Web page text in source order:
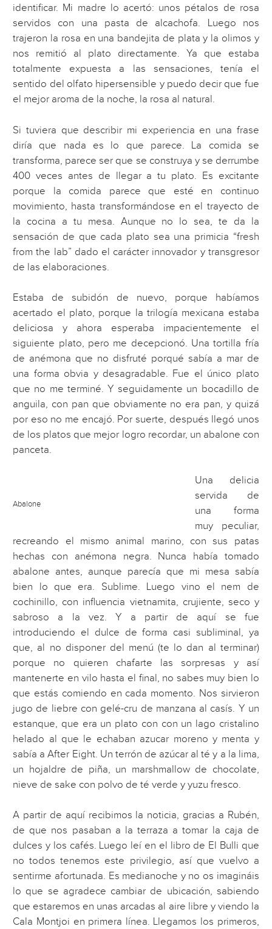
identificar. Mi madre lo acertó: unos pétalos de rosa
servidos con una pasta de alcachofa. Luego nos
trajeron la rosa en una bandejita de plata y la olimos y
nos remitió al plato directamente. Ya que estaba
totalmente expuesta a las sensaciones, tenía el
sentido del olfato hipersensible y puedo decir que fue
el mejor aroma de la noche, la rosa al natural.
Si tuviera que describir mi experiencia en una frase
diría que nada es lo que parece. La comida se
transforma, parece ser que se construya y se derrumbe
400 veces antes de llegar a tu plato. Es excitante
porque la comida parece que esté en continuo
movimiento, hasta transformándose en el trayecto de
la cocina a tu mesa. Aunque no lo sea, te da la
sensación de que cada plato sea una primicia “fresh
from the lab” dado el carácter innovador y transgresor
de las elaboraciones.
Estaba de subidón de nuevo, porque habíamos
acertado el plato, porque la trilogía mexicana estaba
deliciosa y ahora esperaba impacientemente el
siguiente plato, pero me decepcionó. Una tortilla fría
de anémona que no disfruté porqué sabía a mar de
una forma obvia y desagradable. Fue el único plato
que no me terminé. Y seguidamente un bocadillo de
anguila, con pan que obviamente no era pan, y quizá
por eso no me encajó. Por suerte, después llegó unos
de los platos que mejor logro recordar, un abalone con
panceta.
Abalone
Una delicia
servida de
una forma
muy peculiar,
recreando el mismo animal marino, con sus patas
hechas con anémona negra. Nunca había tomado
abalone antes, aunque parecía que mi mesa sabía
bien lo que era. Sublime. Luego vino el nem de
cochinillo, con influencia vietnamita, crujiente, seco y
sabroso a la vez. Y a partir de aquí se fue
introduciendo el dulce de forma casi subliminal, ya
que, al no disponer del menú (te lo dan al terminar)
porque no quieren chafarte las sorpresas y así
mantenerte en vilo hasta el final, no sabes muy bien lo
que estás comiendo en cada momento. Nos sirvieron
jugo de liebre con gelé-cru de manzana al casís. Y un
estanque, que era un plato con con un lago cristalino
helado al que le echaban azucar moreno y menta y
sabía a After Eight. Un terrón de azúcar al té y a la lima,
un hojaldre de piña, un marshmallow de chocolate,
nieve de sake con polvo de té verde y yuzu fresco.
A partir de aquí recibimos la noticia, gracias a Rubén,
de que nos pasaban a la terraza a tomar la caja de
dulces y los cafés. Luego leí en el libro de El Bulli que
no todos tenemos este privilegio, así que vuelvo a
sentirme afortunada. Es medianoche y no os imagináis
lo que se agradece cambiar de ubicación, sabiendo
que estaremos en unas arcadas al aire libre y viendo la
Cala Montjoi en primera línea. Llegamos los primeros,